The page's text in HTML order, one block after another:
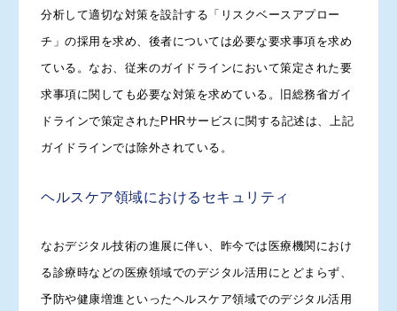
分析して適切な対策を設計する「リスクベースアプロー
チ」の採用を求め、後者については必要な要求事項を求め
ている。なお、従来のガイドラインにおいて策定された要
求事項に関しても必要な対策を求めている。旧総務省ガイ
ドラインで策定されたPHRサービスに関する記述は、上記
ガイドラインでは除外されている。
ヘルスケア領域におけるセキュリティ
なおデジタル技術の進展に伴い、昨今では医療機関におけ
る診療時などの医療領域でのデジタル活用にとどまらず、
予防や健康増進といったヘルスケア領域でのデジタル活用